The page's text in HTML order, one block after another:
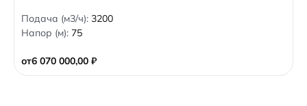
от6 070 000,00 ₽
0
o
u
f
5
Подача (м3/ч): 3200
Напор (м): 75